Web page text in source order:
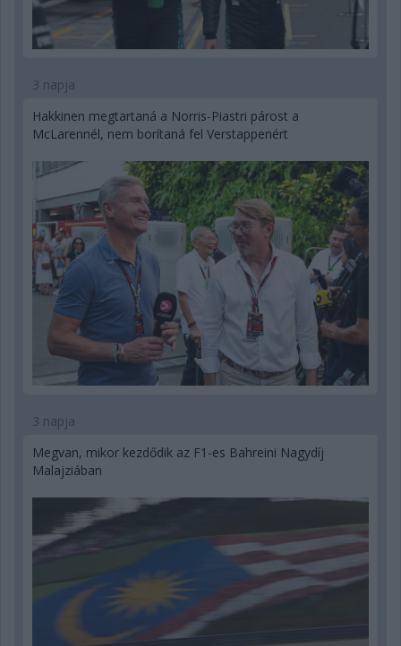
3 napja
Hakkinen megtartaná a Norris-Piastri párost a
McLarennél, nem borítaná fel Verstappenért
3 napja
Megvan, mikor kezdődik az F1-es Bahreini Nagydíj
Malajziában